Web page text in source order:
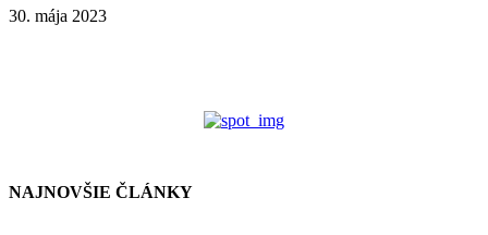
30. mája 2023
NAJNOVŠIE ČLÁNKY